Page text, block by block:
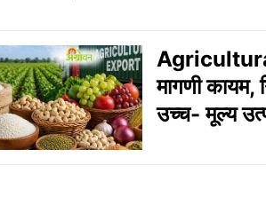
Agricultural
मागणी
उच्च- मूल्य